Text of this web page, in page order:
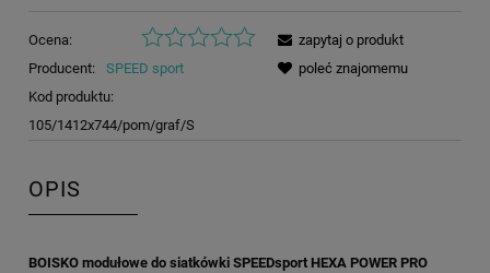
Ocena:
Producent:
SPEED sport
Kod produktu:
105/1412x744/pom/graf/S
zapytaj o produkt
poleć znajomemu
OPIS
BOISKO modułowe do siatkówki SPEEDsport HEXA POWER PRO